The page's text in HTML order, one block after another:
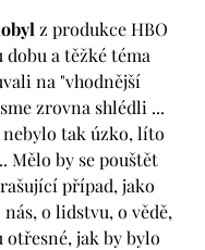
z produkce HBO
a těžké téma
na "vhodnější
zrovna shlédli ...
tak úzko, líto
Mělo by se pouštět
případ, jako
o lidstvu, o vědě,
otřesné, jak by bylo